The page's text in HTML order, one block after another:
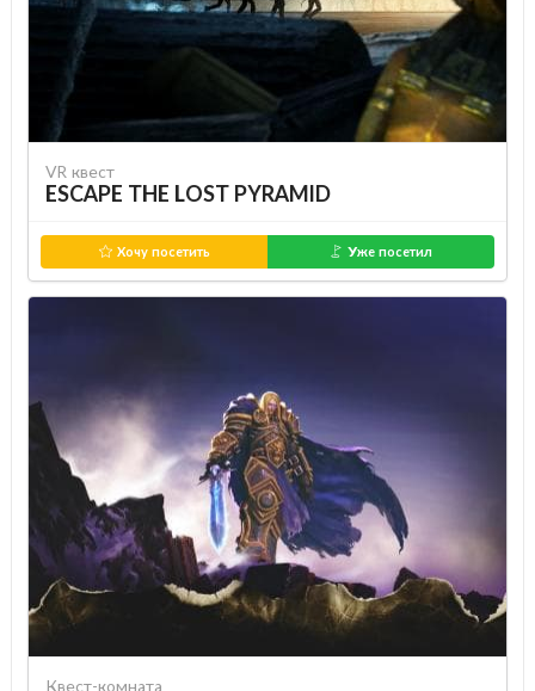
VR квест
ESCAPE THE LOST PYRAMID
Хочу посетить Уже посетил
Квест-комната